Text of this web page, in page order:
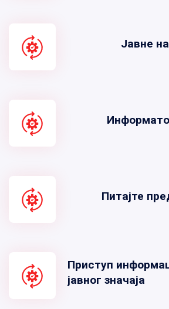
Јавне
Питајте
Приступ
јавног значаја